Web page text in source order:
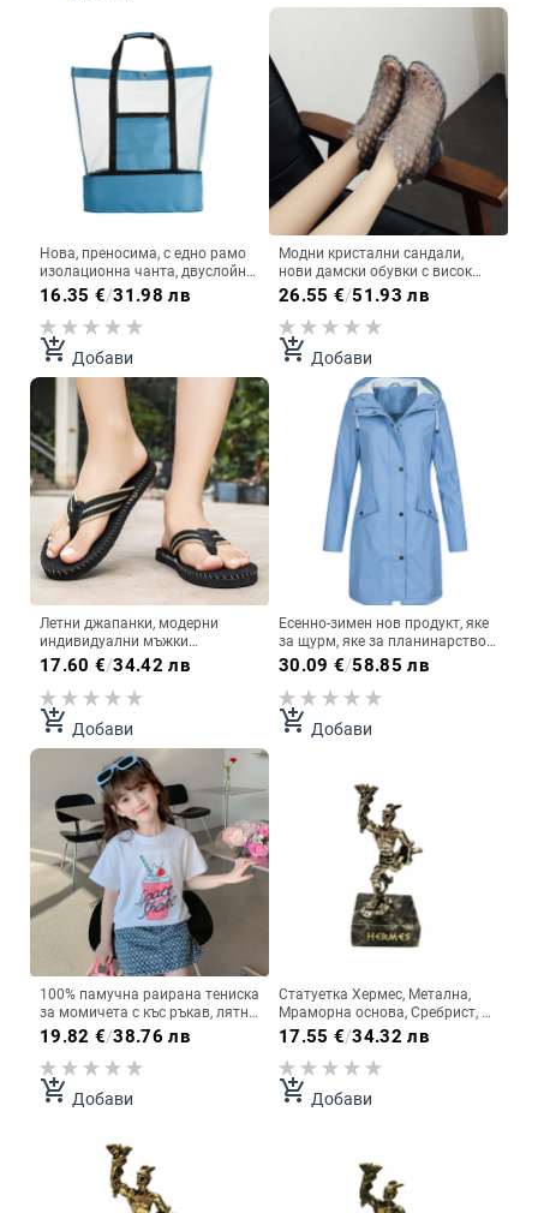
Нова, преносима, с едно рамо
изолационна чанта, двуслойна
чанта за пикник, чанта за лед
за мъже и жени, спортна чанта
за съхранение при пътуване с
мрежа
16.35 €/31.98 лв
add_shopping_cart Добави
Модни кристални сандали,
нови дамски обувки с висок
ток, кухи, анти-плодово желе,
пластмасови, прозрачни,
сандали с клиновиден ток,
ботуши и риба
26.55 €/51.93 лв
add_shopping_cart Добави
Летни джапанки, модерни
индивидуални мъжки
ежедневни плажни чехли за
вътрешен и външен монтаж,
джапанки на едро, външна
търговия
17.60 €/34.42 лв
add_shopping_cart Добави
Есенно-зимен нов продукт, яке
за щурм, яке за планинарство
на открито, със средна
дължина, дамско яке с
ветроустойчивост
30.09 €/58.85 лв
add_shopping_cart Добави
100% памучна раирана тениска
за момичета с къс ръкав, лятно
детско облекло 2025, нови
малки и средни детски памучни
топове на едро
19.82 €/38.76 лв
add_shopping_cart Добави
Статуетка Хермес, Метална,
Мраморна основа, Сребрист, 9
см
17.55 €/34.32 лв
add_shopping_cart Добави